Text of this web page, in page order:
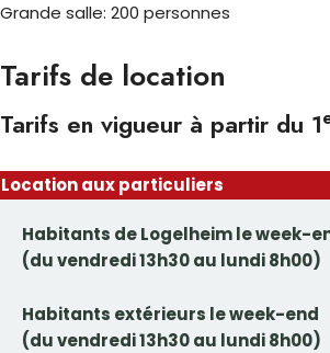
Grande salle: 200 personnes
Tarifs de location
Tarifs en vigueur à partir du 1
Location aux particuliers
Habitants de Logelheim le week-
(du vendredi 13h30 au lundi 8h00)
Habitants extérieurs le week-end
(du vendredi 13h30 au lundi 8h00)